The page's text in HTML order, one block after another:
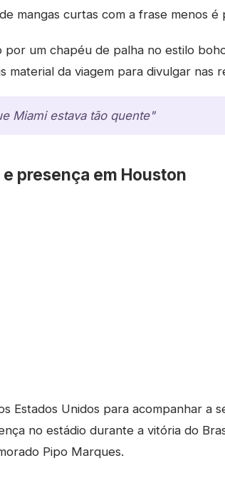
mangas curtas com a frase menos é
por um chapéu de palha no estilo
material da viagem para divulgar nas
Miami estava tão quente"
presença em Houston
Estados Unidos para acompanhar a
no estádio durante a vitória do
Pipo Marques.